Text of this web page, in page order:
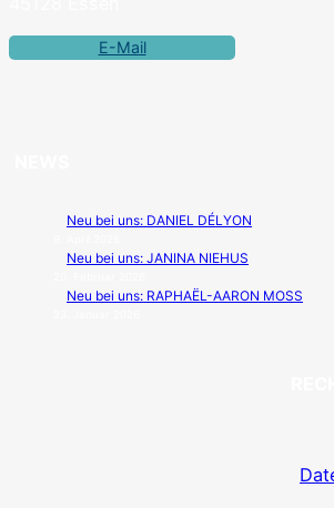
E-Mail
Neu bei uns: DANIEL DÉLYON
Neu bei uns: JANINA NIEHUS
Neu bei uns: RAPHAËL-AARON MOSS